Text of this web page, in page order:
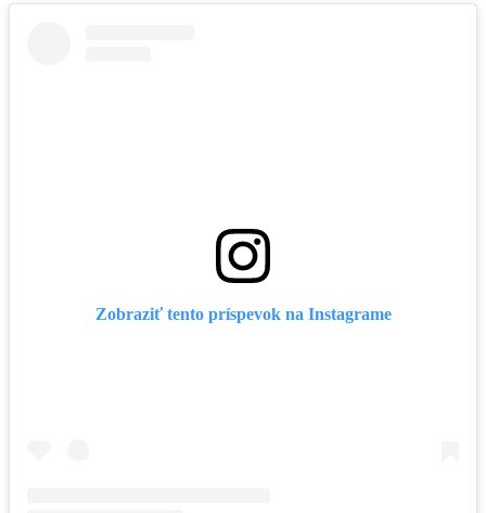
Zobraziť tento príspevok na Instagrame